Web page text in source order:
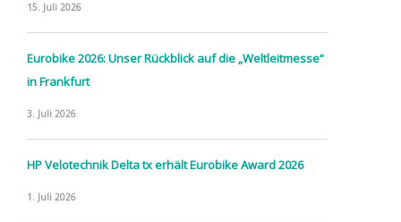
15. Juli 2026
Eurobike 2026: Unser Rückblick auf die „Weltleitmesse“
in Frankfurt
3. Juli 2026
HP Velotechnik Delta tx erhält Eurobike Award 2026
1. Juli 2026